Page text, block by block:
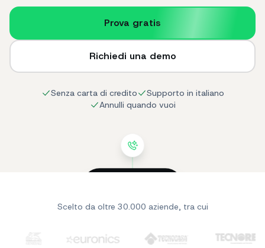
Prova gratis
Richiedi una demo
Senza carta di credito
Supporto in italiano
Annulli quando vuoi
10:30
Scelto da oltre 30.000 aziende, tra cui
Clienti: TIM, WindTre, Generali, Euronics, Tecnocasa,